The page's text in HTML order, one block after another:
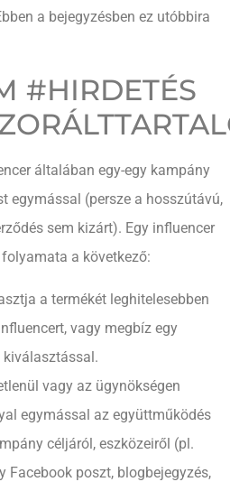
a bejegyzésben ez utóbbira
#HIRDETÉS
általában egy-egy kampány
egymással (persze a hosszútávú,
sem kizárt). Egy influencer
a következő:
a termékét leghitelesebben
vagy megbíz egy
kiválasztással.
vagy az ügynökségen
egymással az együttműködés
céljáról, eszközeiről (pl.
Facebook poszt, blogbejegyzés,